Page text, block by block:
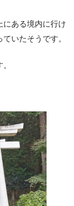
にある境内に行け
いたそうです。